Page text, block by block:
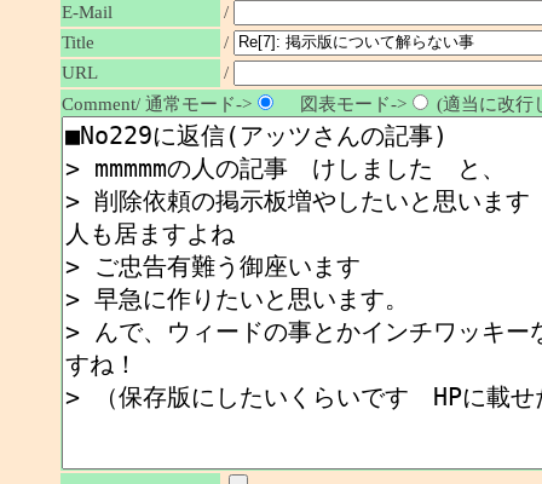
E-Mail
/
Title
/
URL
/
Comment/ 通常モード->
図表モード-> (適当に改行